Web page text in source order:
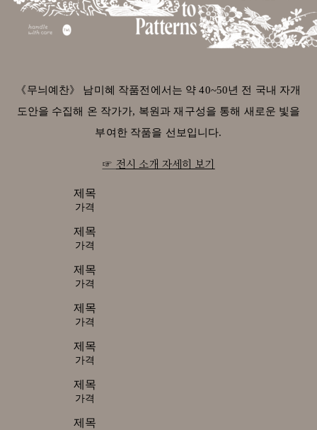
《무늬예찬》 남미혜 작품전에서는 약 40~50년 전 국내 자개
도안을 수집해 온 작가가, 복원과 재구성을 통해 새로운 빛을
부여한 작품을 선보입니다.
☞ 전시 소개 자세히 보기
제목
가격
제목
가격
제목
가격
제목
가격
제목
가격
제목
가격
제목